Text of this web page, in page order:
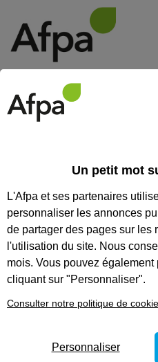
CODES
HABILITATION
ET/OU H0 OU
SUR
MODULE
travaux d'ordre
Un petit mot
L'Afpa et ses partenaires
personnaliser les annonces
de partager des pages sur les
l'utilisation du site. Nous
mois. Vous pouvez
cliquant sur "Personnaliser".
Consulter notre politique de
Personnaliser